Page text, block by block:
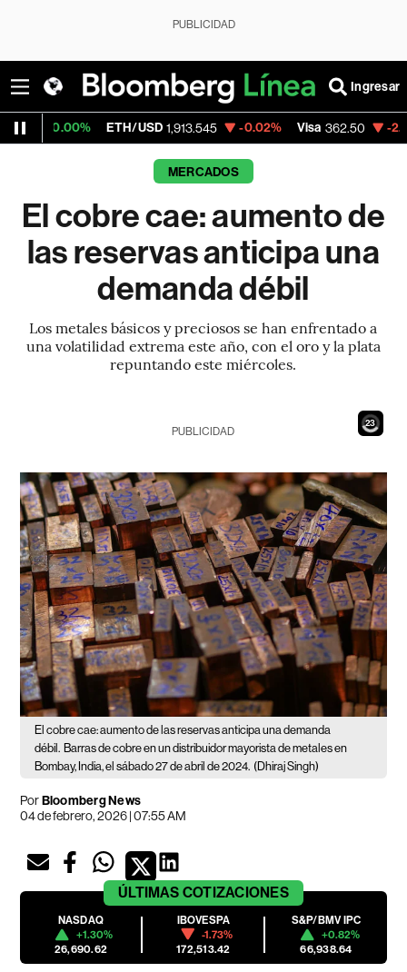
PUBLICIDAD
Ingresar
ETH/USD 1,913.545 -0.02% Visa 362.50 -2.15%
MERCADOS
El cobre cae: aumento de
las reservas anticipa una
demanda débil
Los metales básicos y preciosos se han enfrentado a
una volatilidad extrema este año, con el oro y la plata
repuntando este miércoles.
21
PUBLICIDAD
El cobre cae: aumento de las reservas anticipa una demanda
débil. Barras de cobre en un distribuidor mayorista de metales en
Bombay, India, el sábado 27 de abril de 2024. (Dhiraj Singh)
PorBloomberg News
04 de febrero, 2026 | 07:55 AM
ÚLTIMAS COTIZACIONES
NASDAQ
+1.30%
26,690.62
IBOVESPA
-1.73%
172,513.42
S&P/BMV IPC
+0.82%
66,938.64